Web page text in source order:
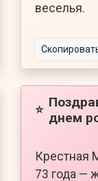
веселья.
⭐ днем
Крестная
73 года —